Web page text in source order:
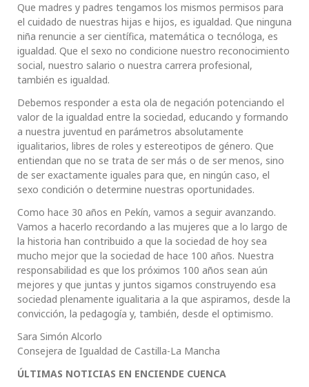
Que madres y padres tengamos los mismos permisos para
el cuidado de nuestras hijas e hijos, es igualdad. Que ninguna
niña renuncie a ser científica, matemática o tecnóloga, es
igualdad. Que el sexo no condicione nuestro reconocimiento
social, nuestro salario o nuestra carrera profesional,
también es igualdad.
Debemos responder a esta ola de negación potenciando el
valor de la igualdad entre la sociedad, educando y formando
a nuestra juventud en parámetros absolutamente
igualitarios, libres de roles y estereotipos de género. Que
entiendan que no se trata de ser más o de ser menos, sino
de ser exactamente iguales para que, en ningún caso, el
sexo condición o determine nuestras oportunidades.
Como hace 30 años en Pekín, vamos a seguir avanzando.
Vamos a hacerlo recordando a las mujeres que a lo largo de
la historia han contribuido a que la sociedad de hoy sea
mucho mejor que la sociedad de hace 100 años. Nuestra
responsabilidad es que los próximos 100 años sean aún
mejores y que juntas y juntos sigamos construyendo esa
sociedad plenamente igualitaria a la que aspiramos, desde la
convicción, la pedagogía y, también, desde el optimismo.
Sara Simón Alcorlo
Consejera de Igualdad de Castilla-La Mancha
ÚLTIMAS NOTICIAS EN ENCIENDE CUENCA